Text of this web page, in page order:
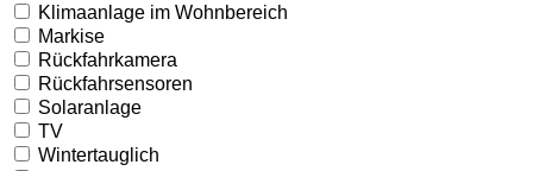
Klimaanlage im Wohnbereich
Markise
Rückfahrkamera
Rückfahrsensoren
Solaranlage
TV
Wintertauglich